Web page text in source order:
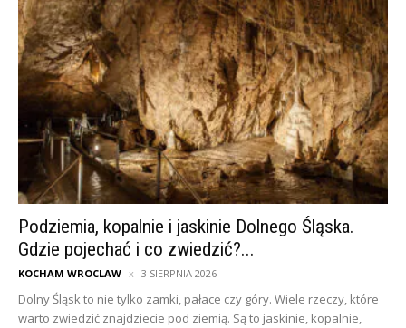
Podziemia, kopalnie i jaskinie Dolnego Śląska.
Gdzie pojechać i co zwiedzić?...
KOCHAM WROCLAW 3 SIERPNIA 2026
Dolny Śląsk to nie tylko zamki, pałace czy góry. Wiele rzeczy, które
warto zwiedzić znajdziecie pod ziemią. Są to jaskinie, kopalnie,